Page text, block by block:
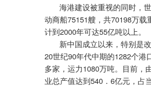
海港建设被重视的同时，
动商船75151艘，共70198万载
计到 2000年可达55亿吨以上。
新中国成立以来，特别是
20世纪90年代中期的1282个港
多家，运力1080万吨。目前，
业总产值达到 540 ． 6亿元，占